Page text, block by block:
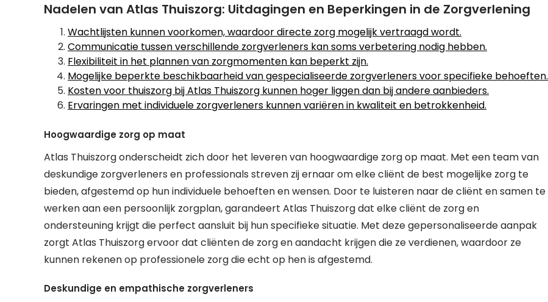
Nadelen van Atlas Thuiszorg: Uitdagingen en Beperkingen in de Zorgverlening
Wachtlijsten kunnen voorkomen, waardoor directe zorg mogelijk vertraagd wordt.
Communicatie tussen verschillende zorgverleners kan soms verbetering nodig hebben.
Flexibiliteit in het plannen van zorgmomenten kan beperkt zijn.
Mogelijke beperkte beschikbaarheid van gespecialiseerde zorgverleners voor specifieke behoeften.
Kosten voor thuiszorg bij Atlas Thuiszorg kunnen hoger liggen dan bij andere aanbieders.
Ervaringen met individuele zorgverleners kunnen variëren in kwaliteit en betrokkenheid.
Hoogwaardige zorg op maat
Atlas Thuiszorg onderscheidt zich door het leveren van hoogwaardige zorg op maat. Met een team van
deskundige zorgverleners en professionals streven zij ernaar om elke cliënt de best mogelijke zorg te
bieden, afgestemd op hun individuele behoeften en wensen. Door te luisteren naar de cliënt en samen te
werken aan een persoonlijk zorgplan, garandeert Atlas Thuiszorg dat elke cliënt de zorg en
ondersteuning krijgt die perfect aansluit bij hun specifieke situatie. Met deze gepersonaliseerde aanpak
zorgt Atlas Thuiszorg ervoor dat cliënten de zorg en aandacht krijgen die ze verdienen, waardoor ze
kunnen rekenen op professionele zorg die echt op hen is afgestemd.
Deskundige en empathische zorgverleners